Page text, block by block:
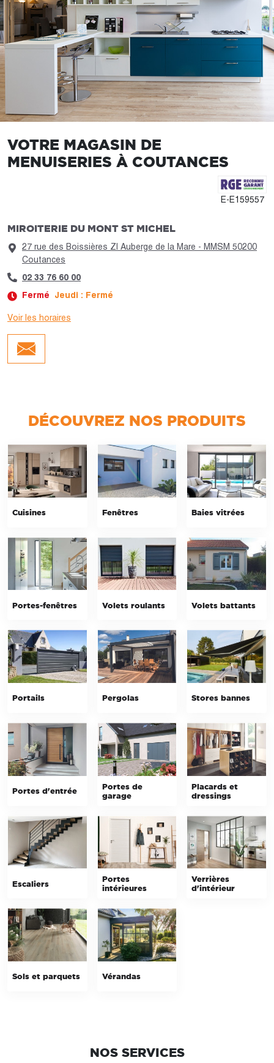
VOTRE MAGASIN DE
MENUISERIES À COUTANCES
E-E159557
MIROITERIE DU MONT ST MICHEL
27 rue des Boissières ZI Auberge de la Mare - MMSM 50200
Coutances
02 33 76 60 00
Fermé
Jeudi : Fermé
Voir les horaires
Jour :
Lundi
Mardi
Dimanche
Fermé
DÉCOUVREZ NOS PRODUITS
Cuisines Fenêtres Baies vitrées
Portes-fenêtres Volets roulants Volets battants
Portails Pergolas Stores bannes
Portes d'entrée
Portes de
garage
Placards et
dressings
Escaliers
Portes
intérieures
Verrières
d'intérieur
Sols et parquets Vérandas
NOS SERVICES